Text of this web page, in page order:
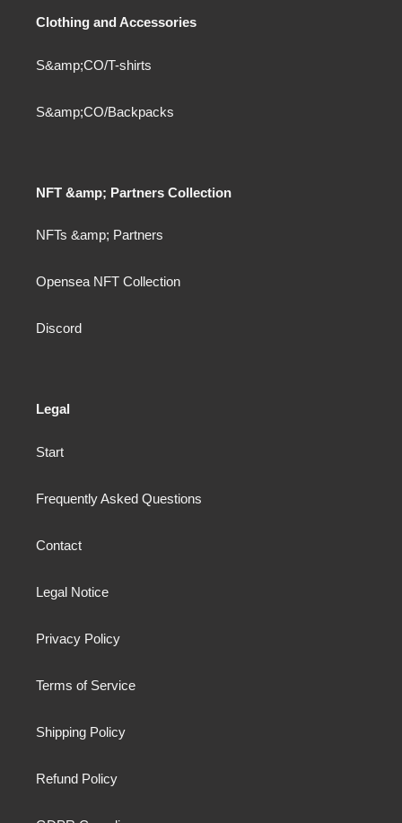
Clothing and Accessories
S&amp;CO/T-shirts
S&amp;CO/Backpacks
NFT &amp; Partners Collection
NFTs &amp; Partners
Opensea NFT Collection
Discord
Legal
Start
Frequently Asked Questions
Contact
Legal Notice
Privacy Policy
Terms of Service
Shipping Policy
Refund Policy